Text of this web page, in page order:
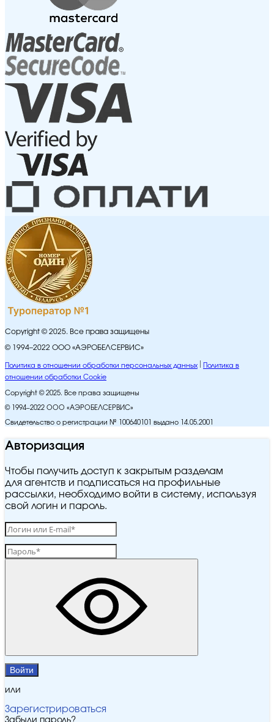
Copyright © 2025. Все права защищены
© 1994–2022 ООО «АЭРОБЕЛСЕРВИС»
Политика в отношении обработки персональных данных
Политика в
отношении обработки Cookie
Copyright © 2025. Все права защищены
© 1994–2022 ООО «АЭРОБЕЛСЕРВИС»
Свидетельство о регистрации № 100640101 выдано 14.05.2001
Авторизация
Чтобы получить доступ к закрытым разделам
для агентств и подписаться на профильные
рассылки, необходимо войти в систему, используя
свой логин и пароль.
Войти
или
Зарегистрироваться